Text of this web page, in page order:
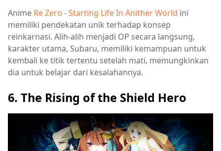
Anime Re Zero - Starting Life In Anither World ini
memiliki pendekatan unik terhadap konsep
reinkarnasi. Alih-alih menjadi OP secara langsung,
karakter utama, Subaru, memiliki kemampuan untuk
kembali ke titik tertentu setelah mati, memungkinkan
dia untuk belajar dari kesalahannya.
6. The Rising of the Shield Hero